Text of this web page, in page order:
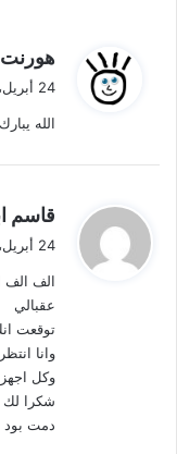
ي
ق
ل
هورنت
24 أبريل، 2010 الساعة 3:25 م
الله
ي
ق
ل
قاسم
24 أبريل، 2010 الساعة 11:05 م
الف الف
عقبالي
توقعت
وانا
وكل
شكرا لك
دمت